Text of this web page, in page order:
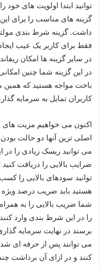
توانید ابتدا اولویت های
گزینه های مناسب را برای
داشت. گزینه شرط بندی
فقط برای کاربر یک عیب
در سایر گزینه ها امکان
در این گزینه شما چنین
باخت مواجه هستید که
کاربران تمایل به سرمایه‌
اکنون می‌ خواهیم مزیت های
اصلی ترین آنها دو حالت
می‌ توانید ریسک زیادی را در
ضرایب بالایی را دریافت
توانید سودهای بالایی را
هستید باید ضریب درصد ویژه‌
شما ضریب بالایی را به
را در این شرط بندی وارد
برسند در نهایت سرمایه
می‌ توانند پس از حرفه ای
کنند و در ازای آن برداشت